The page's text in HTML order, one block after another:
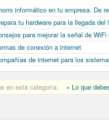
informático en tu empresa. De
tu hardware para la llegada del
para mejorar la señal de
de conexión a internet
de internet para los
en esta categoría: « Lo que